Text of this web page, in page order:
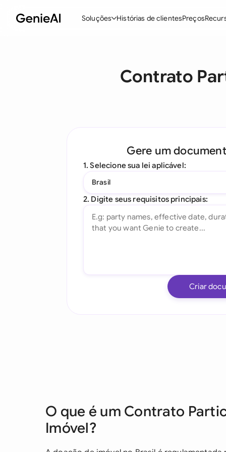
Soluções
Criar Contratos
Add-in para Word
Histórias de clientesPreços
Contrato
Gere um
1. Selecione sua lei aplicável:
Brasil
2. Digite seus requisitos principais:
Criar
O que é um Contrato
Imóvel?